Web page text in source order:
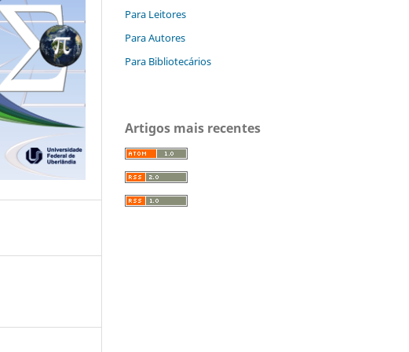
Para Leitores
Para Autores
Para Bibliotecários
Artigos mais recentes